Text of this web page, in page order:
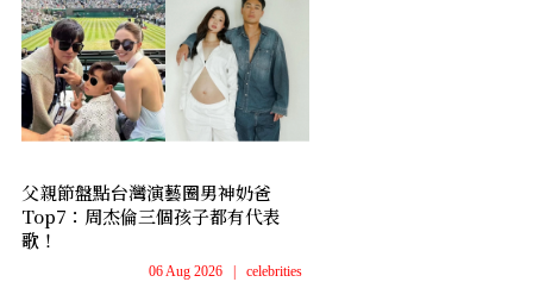
父親節盤點台灣演藝圈男神奶爸
Top7：周杰倫三個孩子都有代表
歌！
06 Aug 2026 celebrities